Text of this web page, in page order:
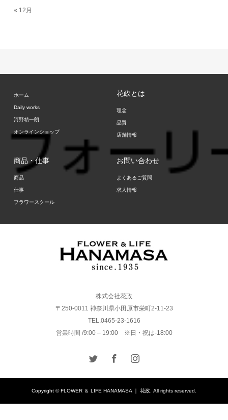
« 12月
ホーム
Daily works
河野精一朗
オンラインショップ
花政とは
理念
品質
店舗情報
商品・仕事
商品
仕事
フラワースクール
お問い合わせ
よくあるご質問
求人情報
株式会社花政
〒250-0011 神奈川県小田原市栄町2-11-23
TEL.0465-23-1616
営業時間 /9:00 – 19:00 ※日・祝は-18:00
Copyright © FLOWER ＆ LIFE HANAMASA ｜ 花政. All rights reserved.